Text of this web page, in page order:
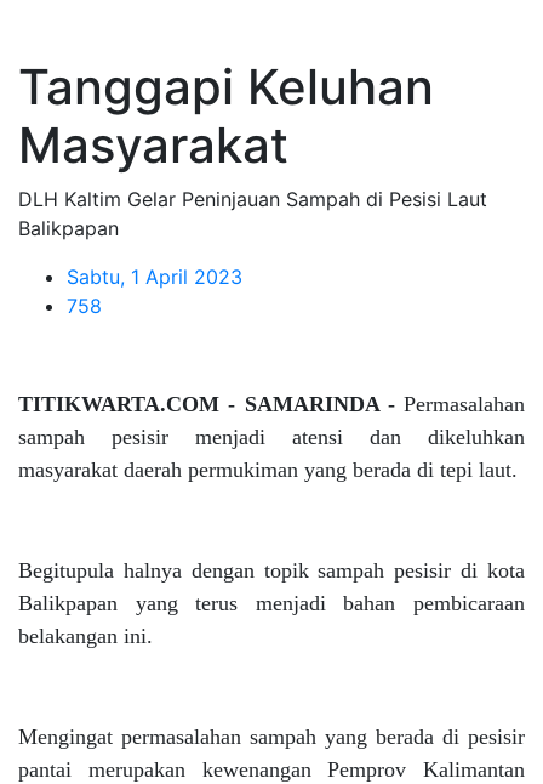
Tanggapi Keluhan
Masyarakat
DLH Kaltim Gelar Peninjauan Sampah di Pesisi Laut
Balikpapan
Sabtu, 1 April 2023
758
TITIKWARTA.COM - SAMARINDA - Permasalahan
sampah pesisir menjadi atensi dan dikeluhkan
masyarakat daerah permukiman yang berada di tepi laut.
Begitupula halnya dengan topik sampah pesisir di kota
Balikpapan yang terus menjadi bahan pembicaraan
belakangan ini.
Mengingat permasalahan sampah yang berada di pesisir
pantai merupakan kewenangan Pemprov Kalimantan